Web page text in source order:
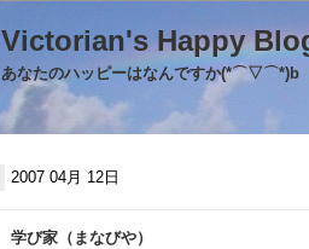
Victorian's Happy
あなたのハッピーはなんですか(*⌒▽⌒*)b
2007 04月 12日
学び家（まなびや）